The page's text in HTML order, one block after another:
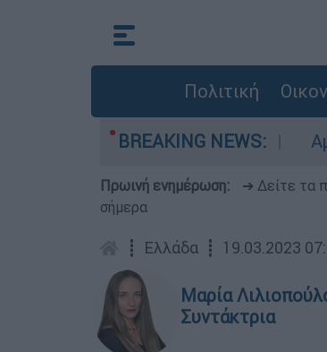
Πολιτική
BREAKING NEWS:
σε red code Αμερικανικός
Πρωινή ενημέρωση: ➔ Δείτε τα
σήμερα
┋ Ελλάδα ┋ 19.03.2023
Μαρία
Συντάκτρια